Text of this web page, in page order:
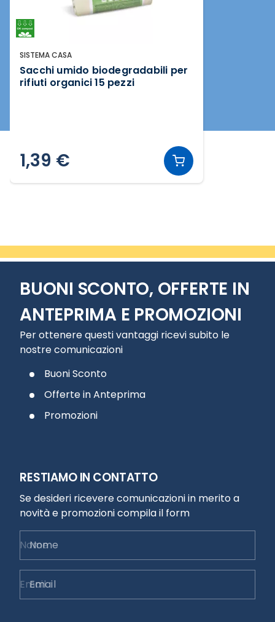
SISTEMA CASA
Sacchi umido biodegradabili per
rifiuti organici 15 pezzi
1,39 €
BUONI SCONTO, OFFERTE IN
ANTEPRIMA E PROMOZIONI
Per ottenere questi vantaggi ricevi subito le
nostre comunicazioni
Buoni Sconto
Offerte in Anteprima
Promozioni
RESTIAMO IN CONTATTO
Se desideri ricevere comunicazioni in merito a
novità e promozioni compila il form
Nome
Email